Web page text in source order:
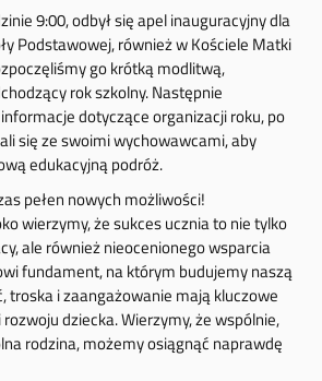
9:00, odbył się apel inauguracyjny dla
Podstawowej, również w Kościele Matki
go krótką modlitwą,
rok szkolny. Następnie
dotyczące organizacji roku, po
się ze swoimi wychowawcami, aby
edukacyjną podróż.
pełen nowych możliwości!
wierzymy, że sukces ucznia to nie tylko
ale również nieocenionego wsparcia
fundament, na którym budujemy naszą
troska i zaangażowanie mają kluczowe
dziecka. Wierzymy, że wspólnie,
rodzina, możemy osiągnąć naprawdę